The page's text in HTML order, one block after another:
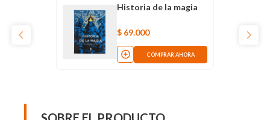
Historia de la magia
$ 69.000
COMPRAR AHORA